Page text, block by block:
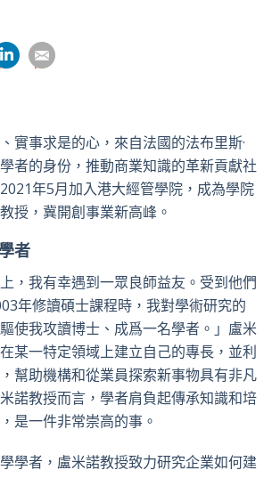
分
分
享
享
郵
實事求是的心，來自法國的法布里斯·
者的身份，推動商業知識的革新貢獻社
年5月加入港大經管學院，成為學院
授，冀開創事業新高峰。
者
上，我有幸遇到一眾良師益友。受到他們
年修讀碩士課程時，我對學術研究的
使我攻讀博士、成爲一名學者。」盧米
某一特定領域上建立自己的專長，並利
幫助機構和從業員探索新事物具有非凡
諾教授而言，學者肩負起傳承知識和培
是一件非常崇高的事。
學者，盧米諾教授致力研究企業如何建